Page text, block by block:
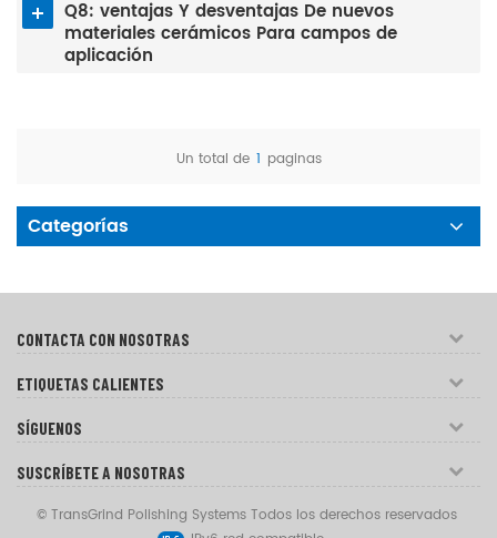
Q8: ventajas Y desventajas De nuevos
materiales cerámicos Para campos de
aplicación
Un total de 1 paginas
Categorías
CONTACTA CON NOSOTRAS
ETIQUETAS CALIENTES
SÍGUENOS
SUSCRÍBETE A NOSOTRAS
© TransGrind Polishing Systems Todos los derechos reservados